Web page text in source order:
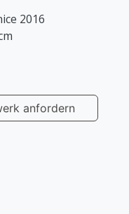
2016
anfordern